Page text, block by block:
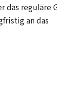
das reguläre
an das